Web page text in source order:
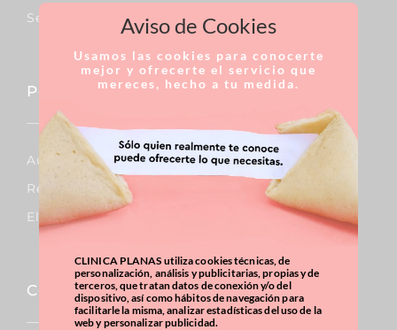
Septoplastia
Pecho
Aumento De Pecho
Reducción De Pecho
Elevación De Pecho
Corporal
Aviso de Cookies
Usamos las cookies para conocerte
mejor y ofrecerte el servicio que
mereces, hecho a tu medida.
CLINICA PLANAS utiliza cookies técnicas, de
personalización, análisis y publicitarias, propias y de
terceros, que tratan datos de conexión y/o del
dispositivo, así como hábitos de navegación para
facilitarle la misma, analizar estadísticas del uso de la
web y personalizar publicidad.